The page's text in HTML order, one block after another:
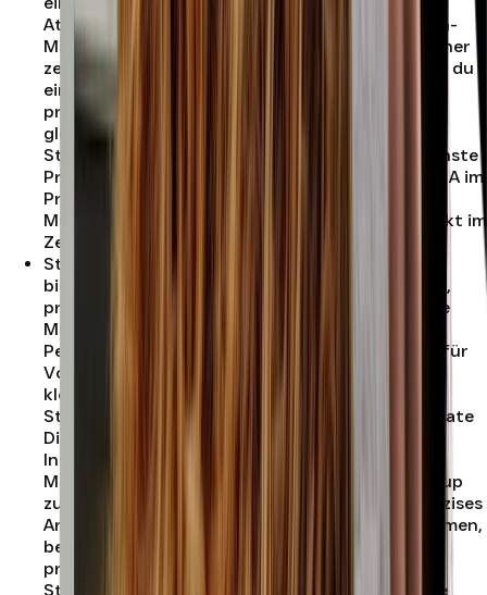
Atmosphäre für deine Session. Studio A in Berlin-
Mitte verbindet hochwertiges Equipment mit einer
zentralen Lage im Herzen der Hauptstadt. Wenn du
ein Tonstudio in Berlin-Mitte suchst, das
professionell ausgestattet, gut erreichbar und
gleichzeitig angenehm persönlich ist, bietet dir
Studio A die passende Umgebung für deine nächste
Produktion. Buche jetzt deine Session in Studio A im
Prinz Studios Berlin-Mitte und arbeite an deiner
Musik in einem modernen Recording Studio direkt im
Zentrum von Berlin.
Studio B
bietet dir auf 25 Quadratmetern eine kompakte,
professionelle und kreative Umgebung für deine
Musikproduktion. Das Studio ist für bis zu vier
Personen ausgelegt und eignet sich besonders für
Vocal Recordings, Rap-Sessions, Songwriting,
kleinere Producer-Sessions und fokussierte
Studioarbeiten. Zur Ausstattung gehören ein Slate
Digital ML-1 Mikrofon , ein Arturia MiniFuse
Interface sowie IK Multimedia Precision MKII
Monitore . Damit steht dir ein zuverlässiges Setup
zur Verfügung, das flexible Aufnahmen und präzises
Arbeiten ermöglicht. Ob du erste Songs aufnehmen,
bestehende Projekte weiterentwickeln oder
professionelle Vocals produzieren möchtest –
Studio B bietet dir dafür eine starke technische